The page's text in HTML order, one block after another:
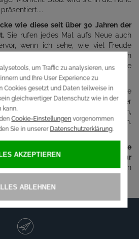
wie diese seit über 30 Jahren der
Sie rufen jedes Mal aufs Neue auch
wenn ich sehe, wie viel Freude
unserem Sortiment bereiten. Denn
besondere Tage, an Erfolge, an die
Daher sollte es auch die
bietet eine große Auswahl an über
100.000 Sportmotivauflagen,
Gravurtafeln und Schildern.
jedes Siegerpreises.
und auch die anschließende
stehen mein Team und ich zur
Standort in Eisenstadt sowie über den